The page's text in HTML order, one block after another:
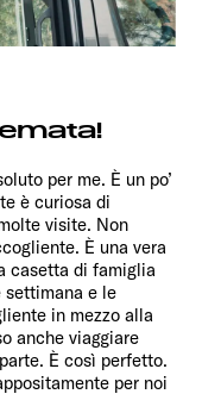
per me. È un po’
è curiosa di
visite. Non
È una vera
casetta di famiglia
settimana e le
in mezzo alla
anche viaggiare
È così perfetto.
per noi